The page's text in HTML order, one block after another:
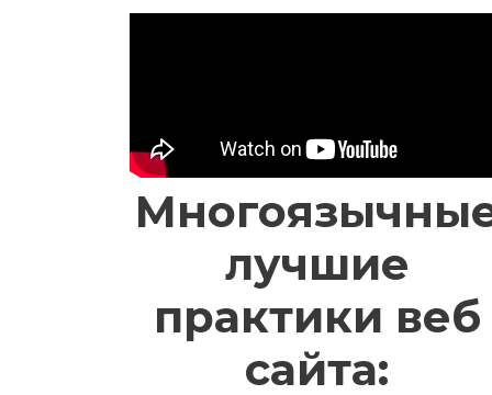
лучшие
практики веб
сайта: